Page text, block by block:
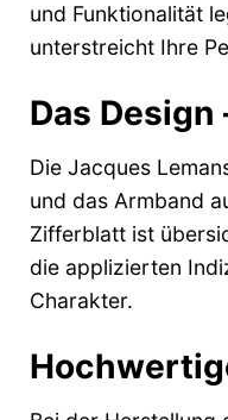
und Funktionalität
unterstreicht Ihre
Das
Die Jacques
und das Armband
Zifferblatt ist
die applizierten
Charakter.